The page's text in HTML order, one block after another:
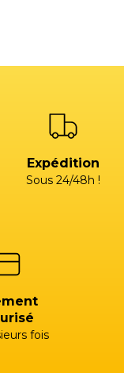
Expédition
Sous 24/48h !
fois